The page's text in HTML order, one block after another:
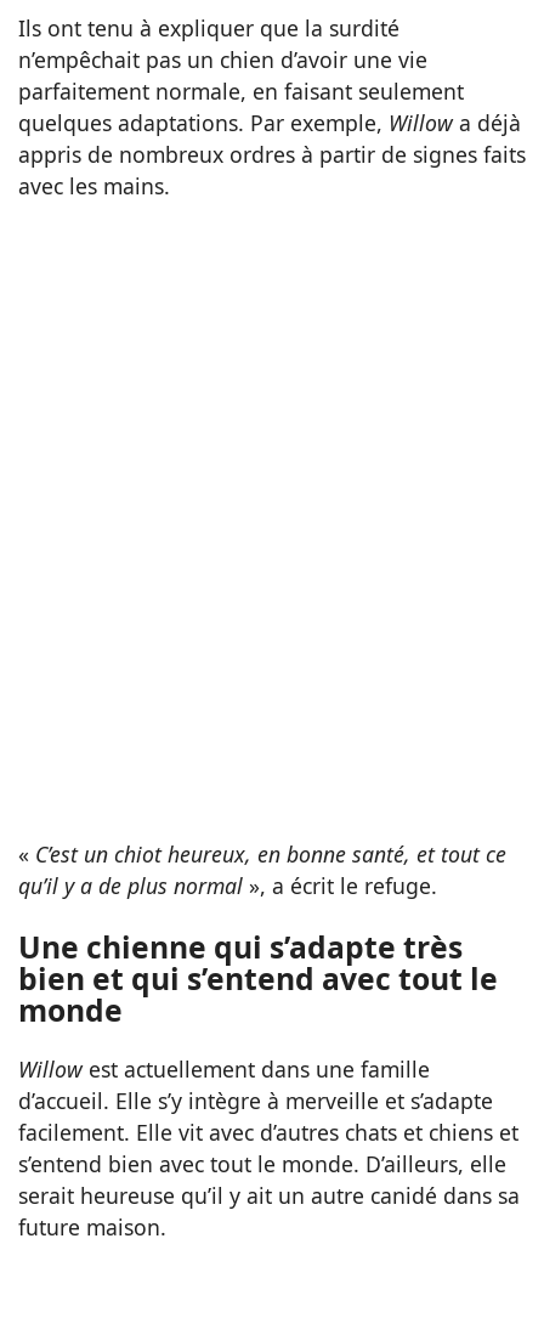
Ils ont tenu à expliquer que la surdité
n’empêchait pas un chien d’avoir une vie
parfaitement normale, en faisant seulement
quelques adaptations. Par exemple, Willowa déjà
appris de nombreux ordres à partir de signes faits
avec les mains.
« C’est un chiot heureux, en bonne santé, et tout ce
qu’il y a de plus normal », a écrit le refuge.
Une chienne qui s’adapte très
bien et qui s’entend avec tout le
monde
Willow est actuellement dans une famille
d’accueil. Elle s’y intègre à merveille et s’adapte
facilement. Elle vit avec d’autres chats et chiens et
s’entend bien avec tout le monde. D’ailleurs, elle
serait heureuse qu’il y ait un autre canidé dans sa
future maison.